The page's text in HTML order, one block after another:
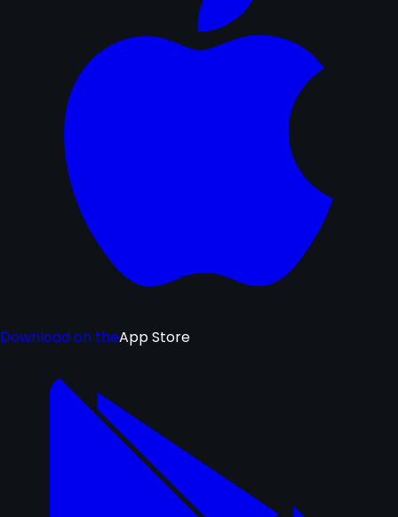
Download on theApp Store